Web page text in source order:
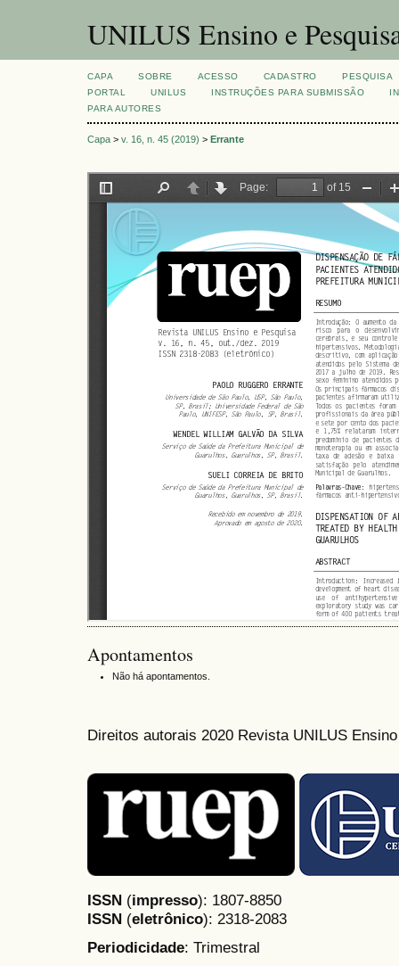
UNILUS Ensino e
CAPA SOBRE ACESSO CADASTRO
PESQUISA
PORTAL
UNILUS INSTRUÇÕES PARA SUBMISSÃO
PARA AUTORES
Capa > v. 16, n. 45 (2019) > Errante
Apontamentos
Não há apontamentos.
Direitos autorais 2020 Revista UNILUS
ISSN (impresso): 1807-8850
ISSN (eletrônico): 2318-2083
Periodicidade: Trimestral